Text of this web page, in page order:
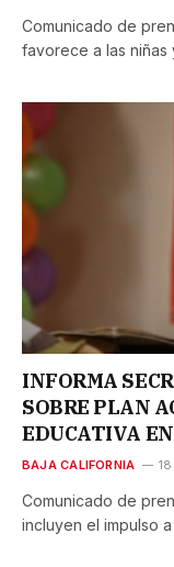
Comunicado de
favorece a las niñas
INFORMA
SOBRE PLAN
EDUCATIVA
BAJA CALIFORNIA
Comunicado de
incluyen el impulso